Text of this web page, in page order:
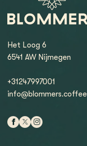
Het Loog 6
6541 AW Nijmegen
+31247997001
info@blommers.coffee